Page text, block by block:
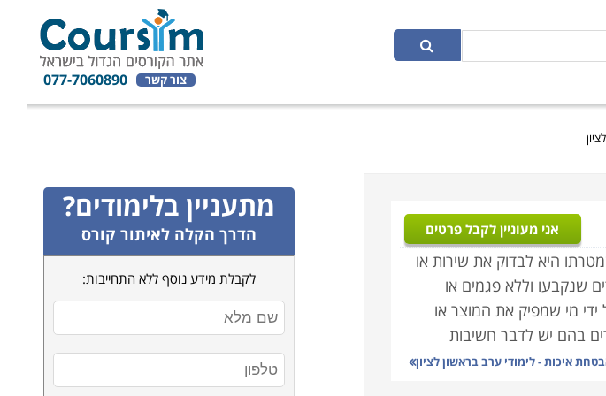
צור קשר 077-7060890
אני מעוניין לקבל פרטים
היא לבדוק את שירות או
שנקבעו וללא פגמים או
ידי מי שמפיק את המוצר או
בהם יש לדבר חשיבות
הרוח, אך מי שירכוש תרופה או
איכות - לימודי ערב בראשון לציון
מתעניין בלימודים?
הדרך הקלה לאיתור קורס
לקבלת מידע נוסף ללא התחייבות: